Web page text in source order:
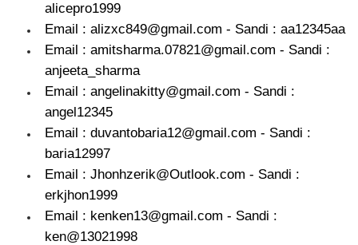
alicepro1999
Email : alizxc849@gmail.com - Sandi : aa12345aa
Email : amitsharma.07821@gmail.com - Sandi :
anjeeta_sharma
Email : angelinakitty@gmail.com - Sandi :
angel12345
Email : duvantobaria12@gmail.com - Sandi :
baria12997
Email : Jhonhzerik@Outlook.com - Sandi :
erkjhon1999
Email : kenken13@gmail.com - Sandi :
ken@13021998